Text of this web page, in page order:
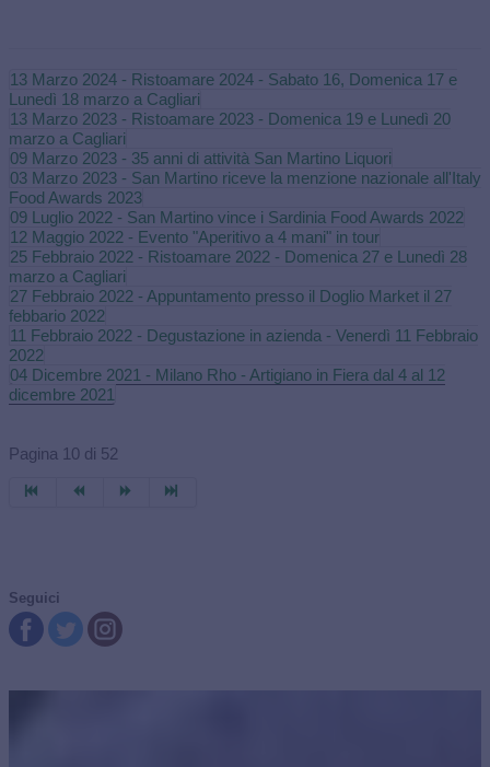
13 Marzo 2024 - Ristoamare 2024 - Sabato 16, Domenica 17 e
Lunedì 18 marzo a Cagliari
13 Marzo 2023 - Ristoamare 2023 - Domenica 19 e Lunedì 20
marzo a Cagliari
09 Marzo 2023 - 35 anni di attività San Martino Liquori
03 Marzo 2023 - San Martino riceve la menzione nazionale all'Italy
Food Awards 2023
09 Luglio 2022 - San Martino vince i Sardinia Food Awards 2022
12 Maggio 2022 - Evento "Aperitivo a 4 mani" in tour
25 Febbraio 2022 - Ristoamare 2022 - Domenica 27 e Lunedì 28
marzo a Cagliari
27 Febbraio 2022 - Appuntamento presso il Doglio Market il 27
febbario 2022
11 Febbraio 2022 - Degustazione in azienda - Venerdì 11 Febbraio
2022
04 Dicembre 2021 - Milano Rho - Artigiano in Fiera dal 4 al 12
dicembre 2021
Pagina 10 di 52
Seguici